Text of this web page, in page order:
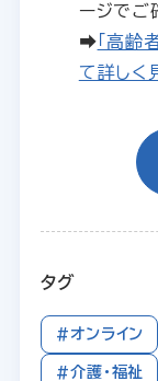
ージでご
➡ 「高
て詳しく
タグ
#オンライン
#介護・福祉